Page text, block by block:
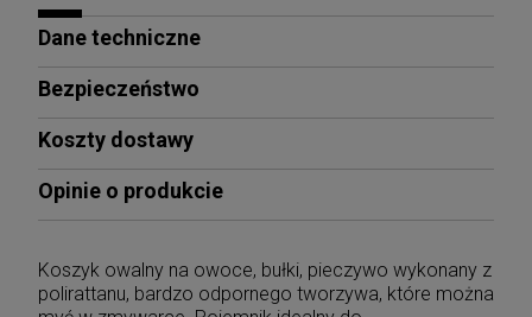
Dane techniczne
Bezpieczeństwo
Koszty dostawy
Opinie o produkcie
Koszyk owalny na owoce, bułki, pieczywo wykonany z
polirattanu, bardzo odpornego tworzywa, które można